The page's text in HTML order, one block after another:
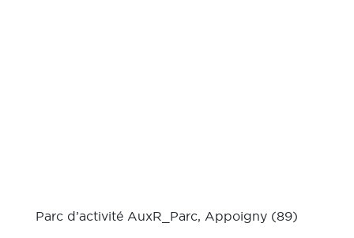
Parc d’activité AuxR_Parc, Appoigny (89)